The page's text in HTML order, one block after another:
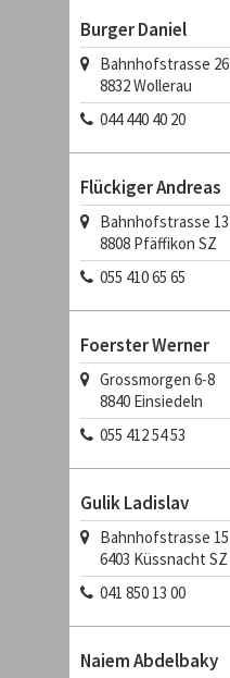
Burger Daniel
Bahnhofstrasse 26
8832Wollerau
044 440 40 20
Flückiger Andreas
Bahnhofstrasse 13
8808 Pfäffikon SZ
055 410 65 65
Foerster Werner
Grossmorgen 6-8
8840 Einsiedeln
055 412 54 53
Gulik Ladislav
Bahnhofstrasse 15
6403 Küssnacht SZ
041 850 13 00
Naiem Abdelbaky